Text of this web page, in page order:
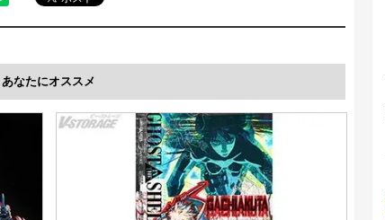
あなたにオススメ